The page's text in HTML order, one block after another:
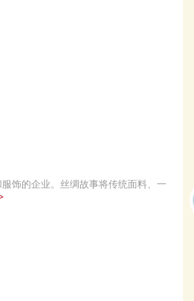
饰的企业。丝绸故事将传统面料、一